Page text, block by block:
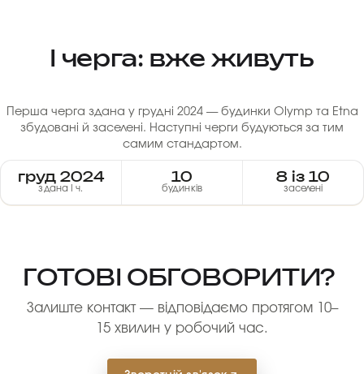
I черга: вже живуть
Перша черга здана у грудні 2024 — будинки Olymp та Etna
збудовані й заселені. Наступні черги будуються за тим
самим стандартом.
груд 2024
здана I ч.
10
будинків
8 із 10
заселені
ГОТОВІ ОБГОВОРИТИ?
Залиште контакт — відповідаємо протягом 10–
15 хвилин у робочий час.